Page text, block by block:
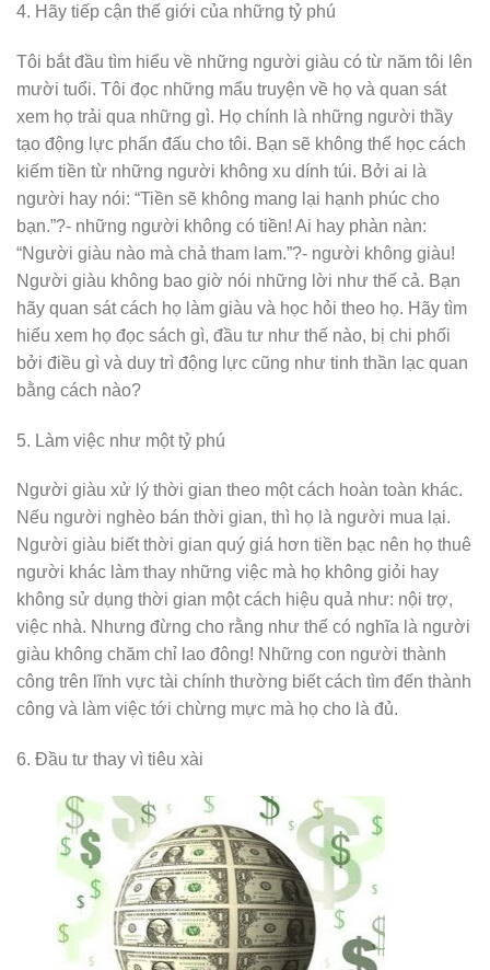
4. Hãy tiếp cận thế giới của những tỷ phú
Tôi bắt đầu tìm hiểu về những người giàu có từ năm tôi lên
mười tuổi. Tôi đọc những mẩu truyện về họ và quan sát
xem họ trải qua những gì. Họ chính là những người thầy
tạo động lực phấn đấu cho tôi. Bạn sẽ không thể học cách
kiếm tiền từ những người không xu dính túi. Bởi ai là
người hay nói: “Tiền sẽ không mang lại hạnh phúc cho
bạn.”?- những người không có tiền! Ai hay phàn nàn:
“Người giàu nào mà chả tham lam.”?- người không giàu!
Người giàu không bao giờ nói những lời như thế cả. Bạn
hãy quan sát cách họ làm giàu và học hỏi theo họ. Hãy tìm
hiểu xem họ đọc sách gì, đầu tư như thế nào, bị chi phối
bởi điều gì và duy trì động lực cũng như tinh thần lạc quan
bằng cách nào?
5. Làm việc như một tỷ phú
Người giàu xử lý thời gian theo một cách hoàn toàn khác.
Nếu người nghèo bán thời gian, thì họ là người mua lại.
Người giàu biết thời gian quý giá hơn tiền bạc nên họ thuê
người khác làm thay những việc mà họ không giỏi hay
không sử dụng thời gian một cách hiệu quả như: nội trợ,
việc nhà. Nhưng đừng cho rằng như thế có nghĩa là người
giàu không chăm chỉ lao đông! Những con người thành
công trên lĩnh vực tài chính thường biết cách tìm đến thành
công và làm việc tới chừng mực mà họ cho là đủ.
6. Đầu tư thay vì tiêu xài